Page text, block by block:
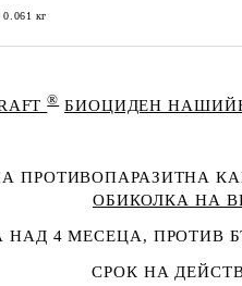
0.061 кг
® БИОЦИДЕН
ПРОТИВОПАРАЗИТНА
ОБИКОЛКА НА
НАД 4 МЕСЕЦА, ПРОТИВ
СРОК НА